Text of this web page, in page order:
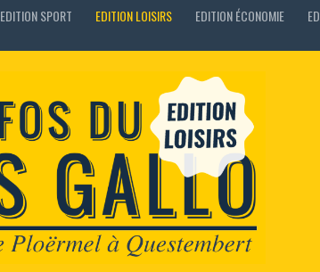
EDITION SPORT EDITION LOISIRS EDITION ÉCONOMIE